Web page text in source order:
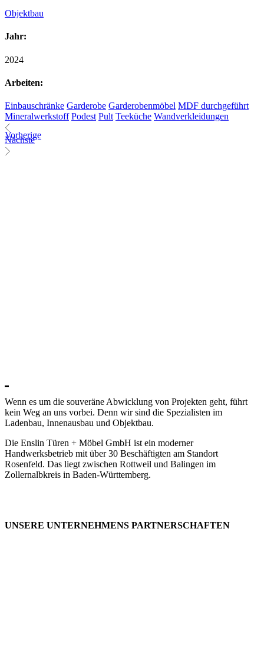
Objektbau
Jahr:
2024
Arbeiten:
Einbauschränke Garderobe Garderobenmöbel MDF durchgeführt
Mineralwerkstoff Podest Pult Teeküche Wandverkleidungen
Vorherige
Nächste
Wenn es um die souveräne Abwicklung von Projekten geht, führt
kein Weg an uns vorbei. Denn wir sind die Spezialisten im
Ladenbau, Innenausbau und Objektbau.
Die Enslin Türen + Möbel GmbH ist ein moderner
Handwerksbetrieb mit über 30 Beschäftigten am Standort
Rosenfeld. Das liegt zwischen Rottweil und Balingen im
Zollernalbkreis in Baden-Württemberg.
UNSERE UNTERNEHMENS PARTNERSCHAFTEN